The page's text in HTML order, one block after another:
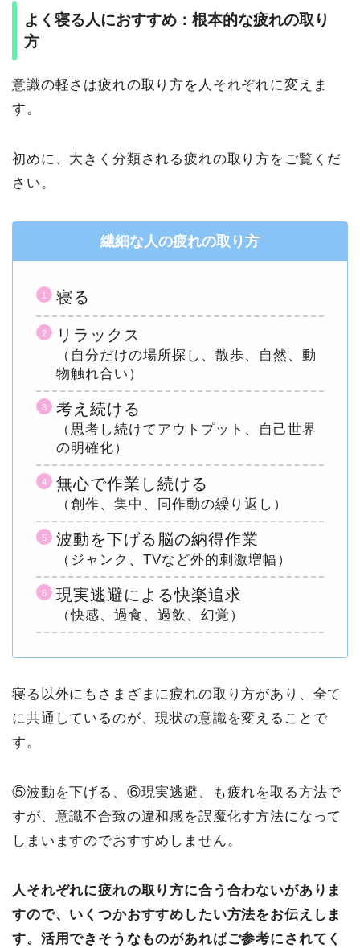
よく寝る人におすすめ：根本的な疲れの取り
方
意識の軽さは疲れの取り方を人それぞれに変えま
す。
初めに、大きく分類される疲れの取り方をご覧くだ
さい。
繊細な人の疲れの取り方
寝る
リラックス
（自分だけの場所探し、散歩、自然、動
物触れ合い）
考え続ける
（思考し続けてアウトプット、自己世界
の明確化）
無心で作業し続ける
（創作、集中、同作動の繰り返し）
波動を下げる脳の納得作業
（ジャンク、TVなど外的刺激増幅）
現実逃避による快楽追求
（快感、過食、過飲、幻覚）
寝る以外にもさまざまに疲れの取り方があり、全て
に共通しているのが、現状の意識を変えることで
す。
⑤波動を下げる、⑥現実逃避、も疲れを取る方法で
すが、意識不合致の違和感を誤魔化す方法になって
しまいますのでおすすめしません。
人それぞれに疲れの取り方に合う合わないがありま
すので、いくつかおすすめしたい方法をお伝えしま
す。 活用できそうなものがあればご参考にされてく